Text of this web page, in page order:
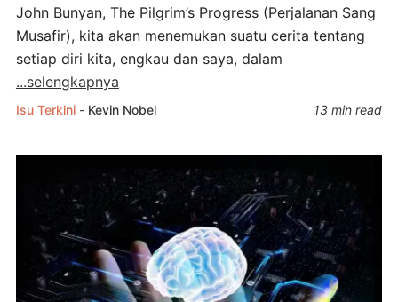
John Bunyan, The Pilgrim’s Progress (Perjalanan Sang
Musafir), kita akan menemukan suatu cerita tentang
setiap diri kita, engkau dan saya, dalam
...selengkapnya
Isu Terkini - Kevin Nobel 13 min read